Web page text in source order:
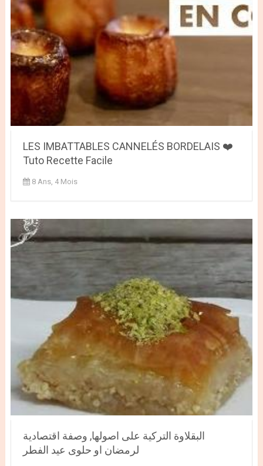
LES IMBATTABLES CANNELÉS BORDELAIS ❤️
Tuto Recette Facile
8 Ans, 4 Mois
البقلاوة التركية على اصولها, وصفة اقتصادية
لرمضان او حلوى عيد الفطر